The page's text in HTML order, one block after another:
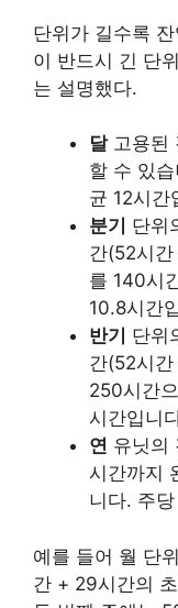
단위가 길수록
이 반드시 긴 단
는 설명했다.
달고용된
할 수 있
균 12시간
분기
단위
간(52시
를 140시
10.8시간
반기
단위
간(52시
250시간
시간입니
연 유닛의
시간까지
니다. 주
예를 들어 월 단
간 + 29시간의